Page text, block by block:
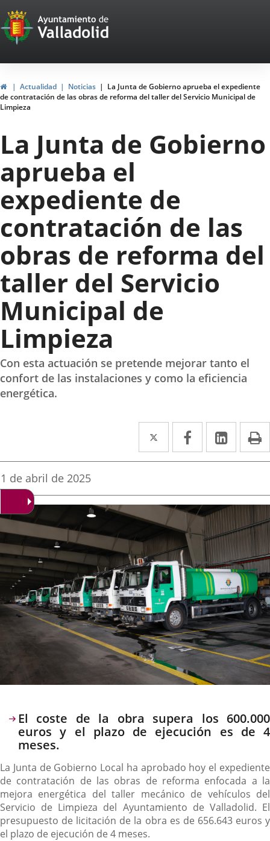
Portal
Web
del
Ayuntamiento
de
Valladolid
InicioActualidad Noticias
La Junta de Gobierno aprueba el expediente
de contratación de las obras de reforma del taller del Servicio Municipal de
Limpieza
La Junta de Gobierno
aprueba el
expediente de
contratación de las
obras de reforma del
taller del Servicio
Municipal de
Limpieza
Con esta actuación se pretende mejorar tanto el
confort de las instalaciones y como la eficiencia
energética.
Twitter
Enlace
a
aplicación
externa.
Facebook
Enlace
a
aplicación
externa.
Enlace
a
Fecha
de
noticia
1 de abril de 2025
Descripción
El coste de la obra supera los 600.000
euros y el plazo de ejecución es de 4
meses.
La Junta de Gobierno Local ha aprobado hoy el expediente
de contratación de las obras de reforma enfocada a la
mejora energética del taller mecánico de vehículos del
Servicio de Limpieza del Ayuntamiento de Valladolid. El
presupuesto de licitación de la obra es de 656.643 euros y
el plazo de ejecución de 4 meses.